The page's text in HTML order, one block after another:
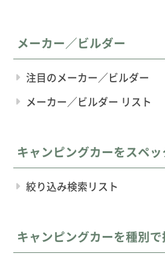
メーカー／ビルダー
注目のメーカー／ビルダー
メーカー／ビルダー リスト
キャンピングカーをスペ
絞り込み検索リスト
キャンピングカーを種別